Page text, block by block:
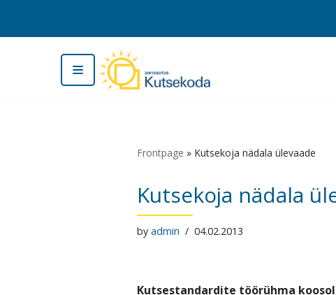
Skip
Frontpage » Kutsekoja nädala ülevaade
Kutsekoja nädala
by admin 04.02.2013
Kutsestandardite töörühma